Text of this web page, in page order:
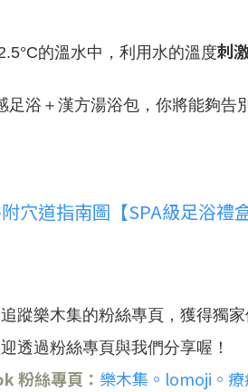
的溫水中，利用水的溫度刺
足浴＋漢方湯浴包，你將能夠
穴道指南圖【SPA級足浴禮盒
蹤樂木集的粉絲專頁，獲得獨家
透過粉絲專頁與我們分享喔！
粉絲專頁： 樂木集。lomoji。